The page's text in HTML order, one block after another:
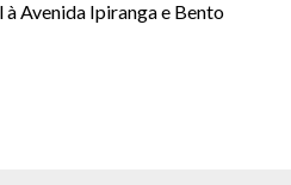
Avenida Ipiranga e Bento